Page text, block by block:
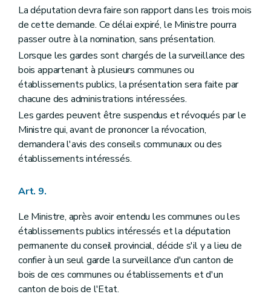
Art. 142
Art. 143
Art. 144
Art. 145
Art. 146
Art. 147
Section 2
De l'exécution des jugements
Art. 148
Art. 149
Art. 150
Art. 151
Art. 152
Art. 153
Titre XII Des peines et condamnations pour tous les bois et forêts en général
Art. 156
Art. 158
Art. 159
Art. 160
Art. 161
Art. 162
Art. 163
Art. 164
La députation devra faire son rapport dans les trois mois
de cette demande. Ce délai expiré, le Ministre pourra
passer outre à la nomination, sans présentation.
Lorsque les gardes sont chargés de la surveillance des
bois appartenant à plusieurs communes ou
établissements publics, la présentation sera faite par
chacune des administrations intéressées.
Les gardes peuvent être suspendus et révoqués par le
Ministre qui, avant de prononcer la révocation,
demandera l'avis des conseils communaux ou des
établissements intéressés.
Art. 9.
Le Ministre, après avoir entendu les communes ou les
établissements publics intéressés et la députation
permanente du conseil provincial, décide s'il y a lieu de
confier à un seul garde la surveillance d'un canton de
bois de ces communes ou établissements et d'un
canton de bois de l'Etat.